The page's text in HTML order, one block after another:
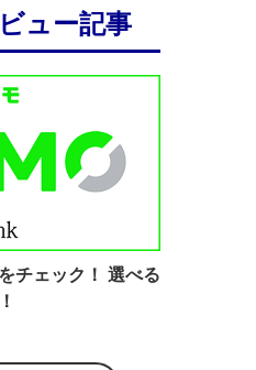
ュー記事
チェック！ 選べる